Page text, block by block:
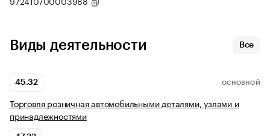
Виды деятельности Все
45.32 ОСНОВНОЙ
Торговля розничная автомобильными деталями, узлами и
принадлежностями